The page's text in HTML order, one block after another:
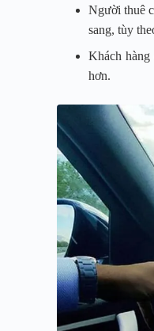
Người thuê
sang, tùy
Khách
hơn.